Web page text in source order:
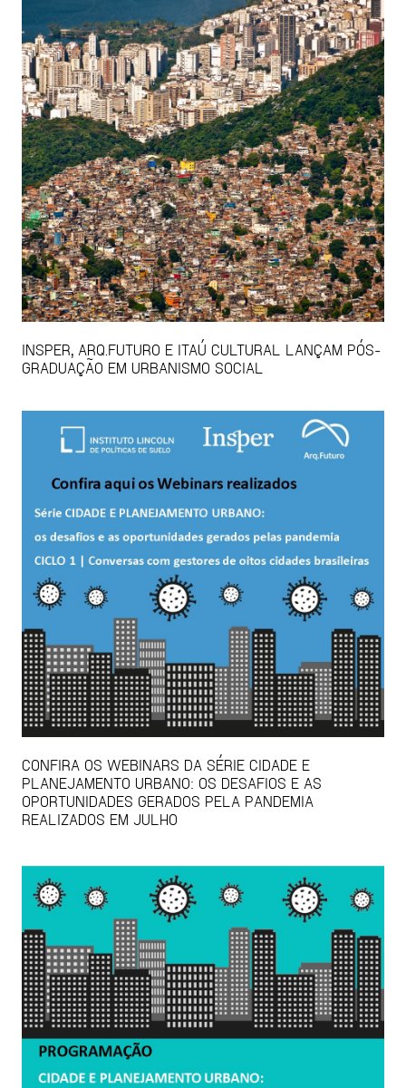
INSPER, ARQ.FUTURO E ITAÚ CULTURAL LANÇAM PÓS-
GRADUAÇÃO EM URBANISMO SOCIAL
CONFIRA OS WEBINARS DA SÉRIE CIDADE E
PLANEJAMENTO URBANO: OS DESAFIOS E AS
OPORTUNIDADES GERADOS PELA PANDEMIA
REALIZADOS EM JULHO